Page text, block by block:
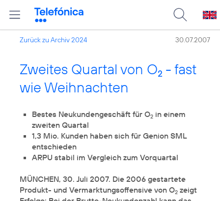
Zurück zu Archiv 2024 30.07.2007
Zweites Quartal von O2 - fast
wie Weihnachten
Bestes Neukundengeschäft für O2 in einem
1,3 Mio. Kunden haben sich für Genion SML
MÜNCHEN, 30. Juli 2007. Die 2006 gestartete
Produkt- und Vermarktungsoffensive von O2 zeigt